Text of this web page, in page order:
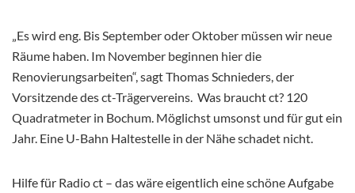
„Es wird eng. Bis September oder Oktober müssen wir neue
Räume haben. Im November beginnen hier die
Renovierungsarbeiten“, sagt Thomas Schnieders, der
Vorsitzende des ct-Trägervereins. Was braucht ct? 120
Quadratmeter in Bochum. Möglichst umsonst und für gut ein
Jahr. Eine U-Bahn Haltestelle in der Nähe schadet nicht.
Hilfe für Radio ct – das wäre eigentlich eine schöne Aufgabe